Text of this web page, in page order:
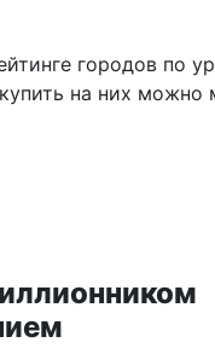
городов по
на них можно